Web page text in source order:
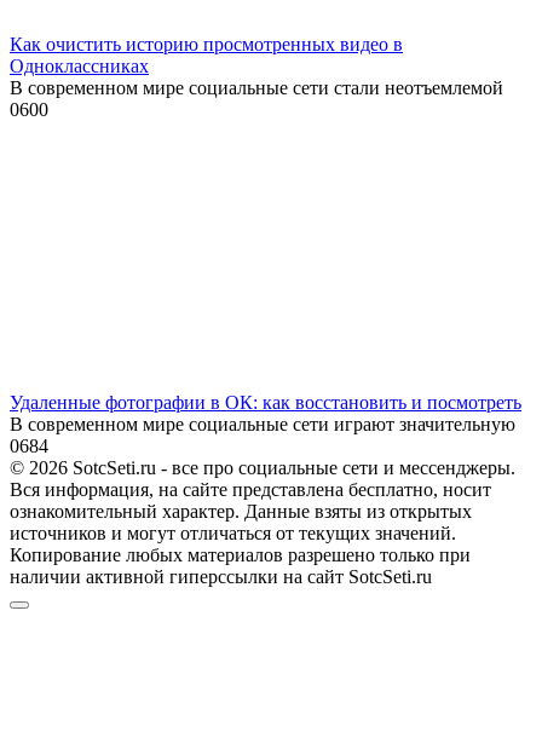
Как очистить историю просмотренных видео в
Одноклассниках
В современном мире социальные сети стали неотъемлемой
0600
Удаленные фотографии в ОК: как восстановить и посмотреть
В современном мире социальные сети играют значительную
0684
© 2026 SotcSeti.ru - все про социальные сети и мессенджеры.
Вся информация, на сайте представлена бесплатно, носит
ознакомительный характер. Данные взяты из открытых
источников и могут отличаться от текущих значений.
Копирование любых материалов разрешено только при
наличии активной гиперссылки на сайт SotcSeti.ru